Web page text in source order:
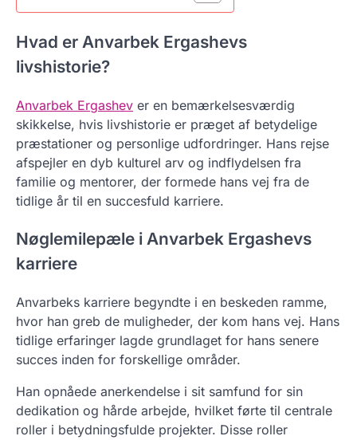
Hvad er Anvarbek Ergashevs
livshistorie?
Anvarbek Ergashev er en bemærkelsesværdig
skikkelse, hvis livshistorie er præget af betydelige
præstationer og personlige udfordringer. Hans rejse
afspejler en dyb kulturel arv og indflydelsen fra
familie og mentorer, der formede hans vej fra de
tidlige år til en succesfuld karriere.
Nøglemilepæle i Anvarbek Ergashevs
karriere
Anvarbeks karriere begyndte i en beskeden ramme,
hvor han greb de muligheder, der kom hans vej. Hans
tidlige erfaringer lagde grundlaget for hans senere
succes inden for forskellige områder.
Han opnåede anerkendelse i sit samfund for sin
dedikation og hårde arbejde, hvilket førte til centrale
roller i betydningsfulde projekter. Disse roller